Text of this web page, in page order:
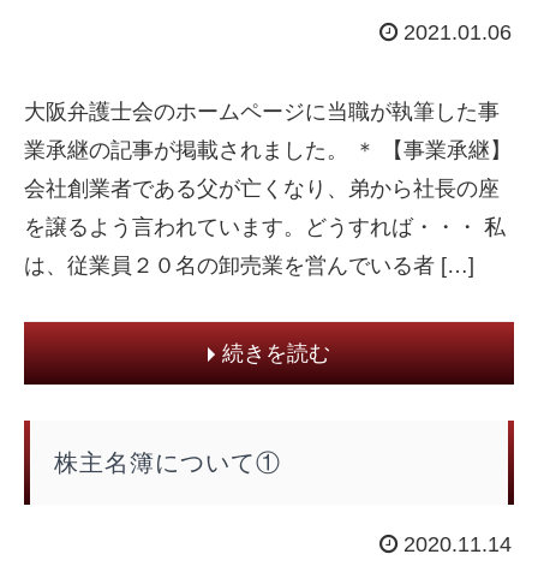
2021.01.06
大阪弁護士会のホームページに当職が執筆した事
業承継の記事が掲載されました。 ＊ 【事業承継】
会社創業者である父が亡くなり、弟から社長の座
を譲るよう言われています。どうすれば・・・ 私
は、従業員２０名の卸売業を営んでいる者 […]
続きを読む
株主名簿について①
2020.11.14